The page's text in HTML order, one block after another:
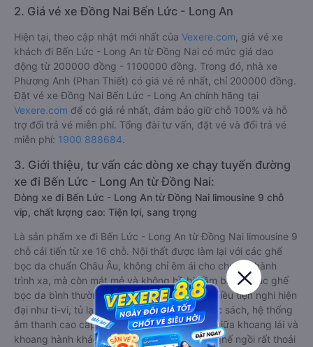
2. Giá vé xe Đồng Nai Bến Lức - Long An
Hiện tại, theo cập nhật mới nhất của Vexere.com , giá vé xe
khách đi Bến Lức - Long An từ Đồng Nai có mức giá dao
động từ 200000 đồng - 1100000 đồng. Trong đó, nhà xe
Phương Anh (Phan Thiết) có giá vé rẻ nhất, chỉ 200000 đồng.
Đặt vé xe Đồng Nai Bến Lức - Long An chính hãng tại
Vexere.com để có giá rẻ nhất, đảm bảo giữ chỗ 100% và hỗ
trợ đổi trả vé miễn phí. Tổng đài tư vấn, đặt vé và đổi trả vé
miễn phí: 1900 888684.
3. Giới thiệu, tư vấn các dòng xe chạy tuyến đường
xe đi Bến Lức - Long An từ Đồng Nai:
Dòng xe đi Bến Lức - Long An từ Đồng Nai limousine 9 chỗ
vip, chất lượng cao: Tiện lợi, sang trọng
Là sản phẩm xe đi Bến Lức - Long An từ Đồng Nai limousine 9
chỗ cải tiến từ xe 16 chỗ. Nội thất được làm lại với các ghế
bọc da chuẩn Châu Âu, không chỉ êm ái cho chuyến hành
trình xa, mà còn mát mẻ và không hề bị hầm bí như các ghế
bọc da bình thường. Kèm theo các ghế có nhiều tiện nghi hiện
đại như ti-vi, tủ lạnh mini, ổ cắm usb, đèn đọc sách, hệ thống
âm thanh cao cấp. Có vách ngăn riêng biệt giữa khoang lái và
khoang hành khách. Khoảng cách giữa các ghế ngồi rất thoải